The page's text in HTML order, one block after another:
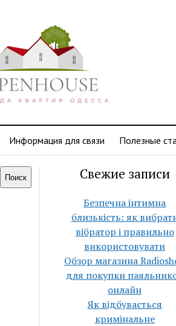
Информация для связи Полезные
Поиск Свежие записи
Безпечна інтимна
близькість: як
вібратор і правильно
використовувати
Обзор магазина
для покупки
онлайн
Як відбувається
кримінальне